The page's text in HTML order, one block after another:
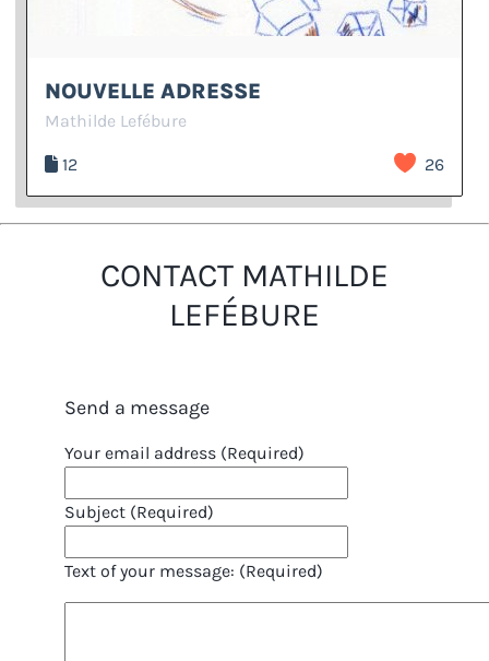
NOUVELLE ADRESSE
Mathilde Lefébure
12 26
CONTACT MATHILDE
LEFÉBURE
Send a message
Your email address (Required)
Subject (Required)
Text of your message: (Required)